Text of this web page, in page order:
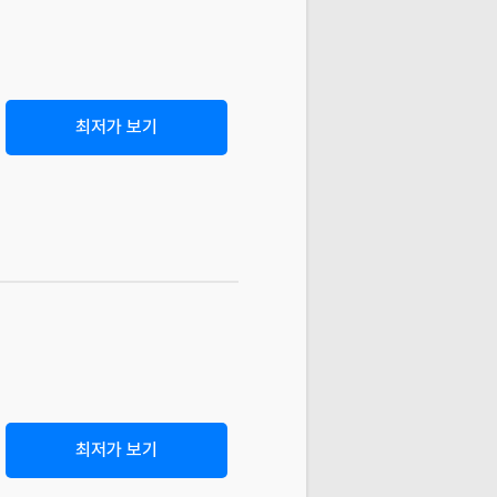
최저가 보기
최저가 보기